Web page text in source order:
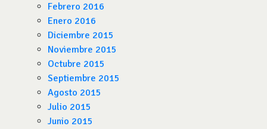
Febrero 2016
Enero 2016
Diciembre 2015
Noviembre 2015
Octubre 2015
Septiembre 2015
Agosto 2015
Julio 2015
Junio 2015